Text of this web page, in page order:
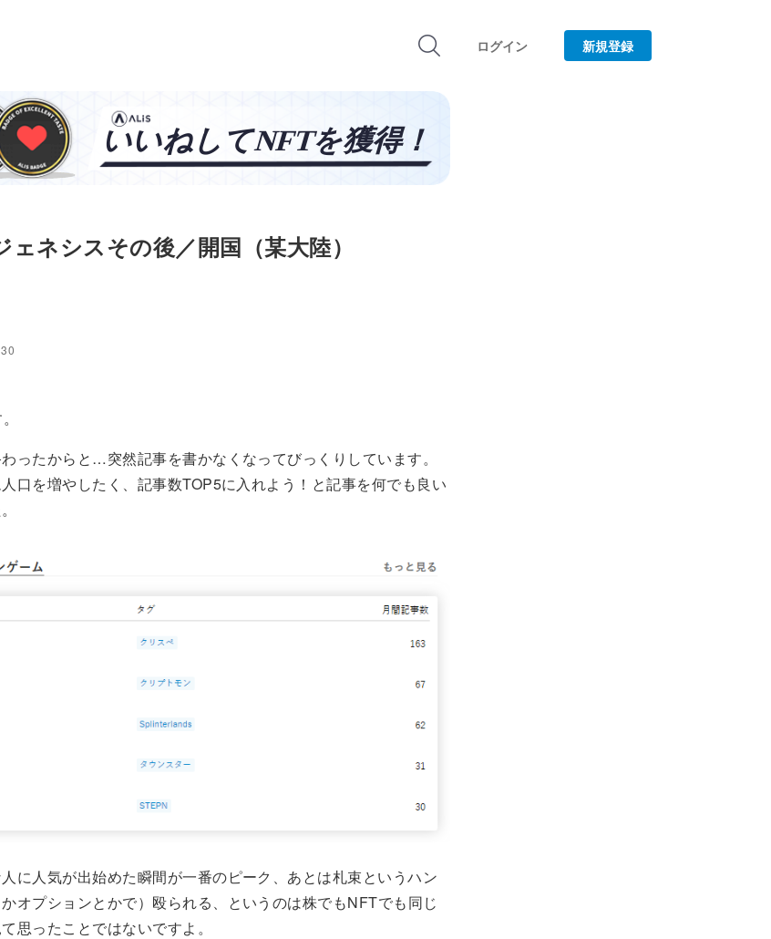
ログイン 新規登録
ネシスその後／開国（某大陸）
ったからと…突然記事を書かなくなってびっくりしています。
口を増やしたく、記事数TOP5に入れよう！と記事を何でも良い
に人気が出始めた瞬間が一番のピーク、あとは札束というハン
オプションとかで）殴られる、というのは株でもNFTでも同じ
思ったことではないですよ。